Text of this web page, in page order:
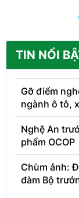
TIN NỔI
Gỡ điểm
ngành ô tô,
Nghệ An
phẩm OCOP
Chùm ảnh:
đàm Bộ